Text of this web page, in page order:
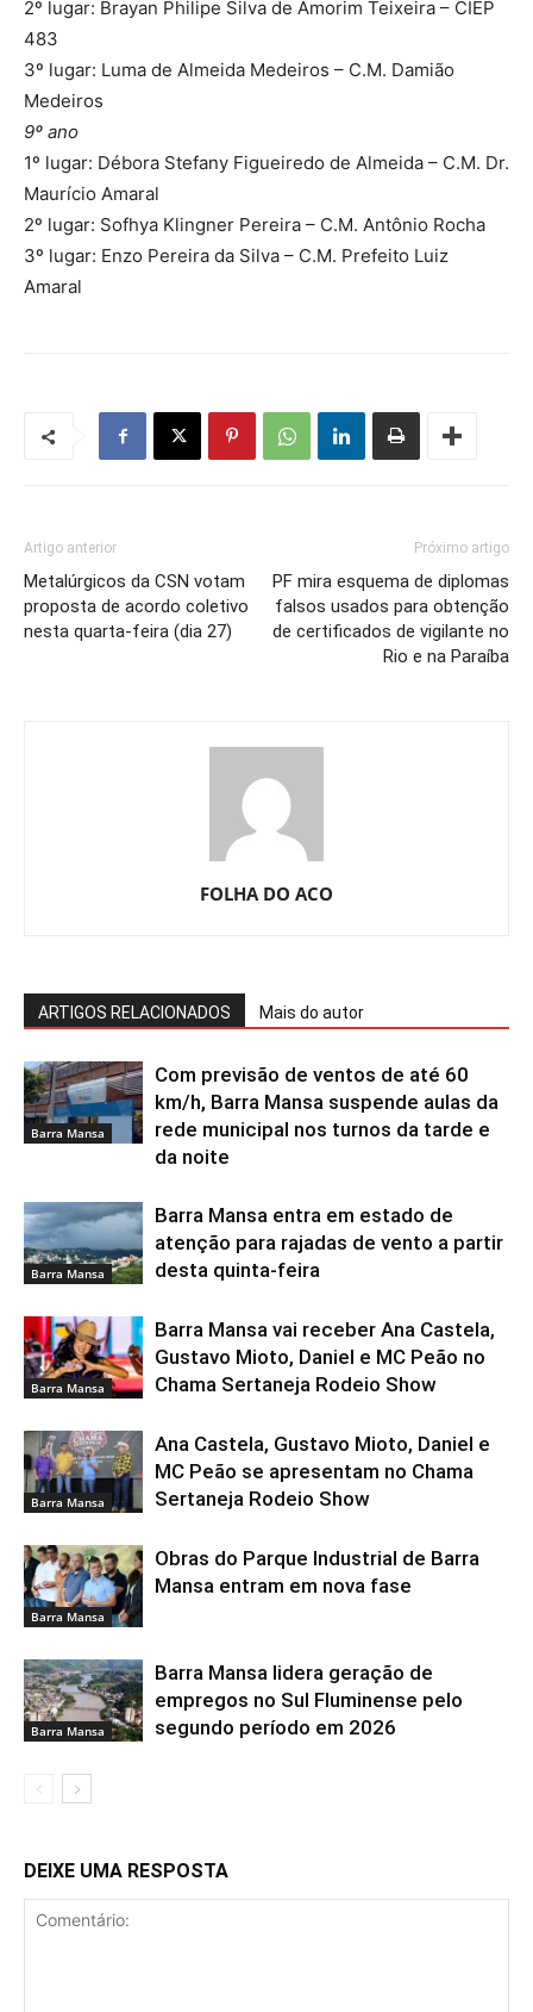
2º lugar: Brayan Philipe Silva de Amorim Teixeira – CIEP
483
3º lugar: Luma de Almeida Medeiros – C.M. Damião
Medeiros
9º ano
1º lugar: Débora Stefany Figueiredo de Almeida – C.M. Dr.
Maurício Amaral
2º lugar: Sofhya Klingner Pereira – C.M. Antônio Rocha
3º lugar: Enzo Pereira da Silva – C.M. Prefeito Luiz
Amaral
Artigo anterior
Metalúrgicos da CSN votam
proposta de acordo coletivo
nesta quarta-feira (dia 27)
Próximo artigo
PF mira esquema de diplomas
falsos usados para obtenção
de certificados de vigilante no
Rio e na Paraíba
FOLHA DO ACO
ARTIGOS RELACIONADOS Mais do autor
Barra Mansa
Com previsão de ventos de até 60
km/h, Barra Mansa suspende aulas da
rede municipal nos turnos da tarde e
da noite
Barra Mansa
Barra Mansa entra em estado de
atenção para rajadas de vento a partir
desta quinta-feira
Barra Mansa
Barra Mansa vai receber Ana Castela,
Gustavo Mioto, Daniel e MC Peão no
Chama Sertaneja Rodeio Show
Barra Mansa
Ana Castela, Gustavo Mioto, Daniel e
MC Peão se apresentam no Chama
Sertaneja Rodeio Show
Barra Mansa
Obras do Parque Industrial de Barra
Mansa entram em nova fase
Barra Mansa
Barra Mansa lidera geração de
empregos no Sul Fluminense pelo
segundo período em 2026
DEIXE UMA RESPOSTA